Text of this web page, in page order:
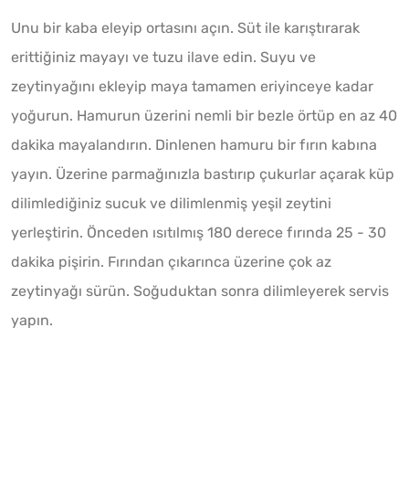
Unu bir kaba eleyip ortasını açın. Süt ile karıştırarak
erittiğiniz mayayı ve tuzu ilave edin. Suyu ve
zeytinyağını ekleyip maya tamamen eriyinceye kadar
yoğurun. Hamurun üzerini nemli bir bezle örtüp en az 40
dakika mayalandırın. Dinlenen hamuru bir fırın kabına
yayın. Üzerine parmağınızla bastırıp çukurlar açarak küp
dilimlediğiniz sucuk ve dilimlenmiş yeşil zeytini
yerleştirin. Önceden ısıtılmış 180 derece fırında 25 - 30
dakika pişirin. Fırından çıkarınca üzerine çok az
zeytinyağı sürün. Soğuduktan sonra dilimleyerek servis
yapın.